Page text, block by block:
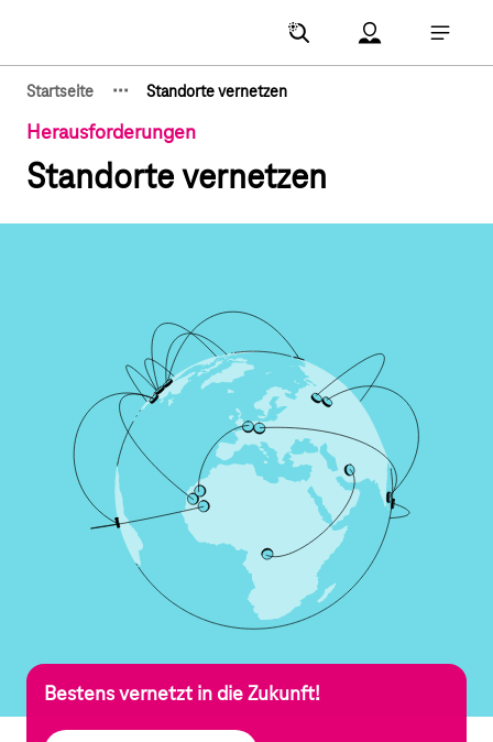
Account Menu
Startseite ··· Standorte vernetzen
Herausforderungen
Standorte vernetzen
Bestens vernetzt in die Zukunft!